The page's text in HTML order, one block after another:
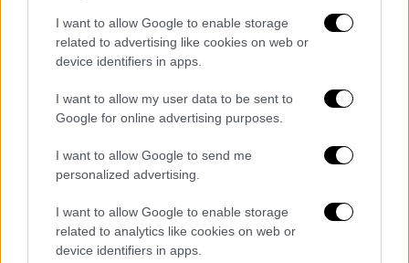
I want to allow Google to enable storage
related to advertising like cookies on web or
device identifiers in apps.
I want to allow my user data to be sent to
Google for online advertising purposes.
I want to allow Google to send me
personalized advertising.
I want to allow Google to enable storage
related to analytics like cookies on web or
device identifiers in apps.
Τα πολιτικά «ανοίγματα» της νέας
κυβέρνησης, το δεξιό κοινό και αυτοί
που έμειναν εκτός
Βουλή: Πότε ορκίζονται οι βουλευτές,
πότε θα γίνουν οι προγραμματικές
δηλώσεις και ποια θα είναι τα πρώτα
νομοσχέδια που θα κατατεθούν
Οι πρώτοι «πονοκέφαλοι» Χρυσοχοΐδη
και οι έτοιμες αλλαγές για νοσοκομεία,
Πρωτοβάθμια και ιδιωτική Υγεία
Τι θα συμβεί στη Βάγκνερ μετά την